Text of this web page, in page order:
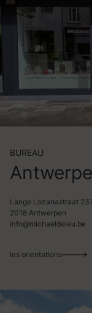
BUREAU
Lange Lozanastraat
2018 Antwerpen
info@michaeldeleu.be
les orientations